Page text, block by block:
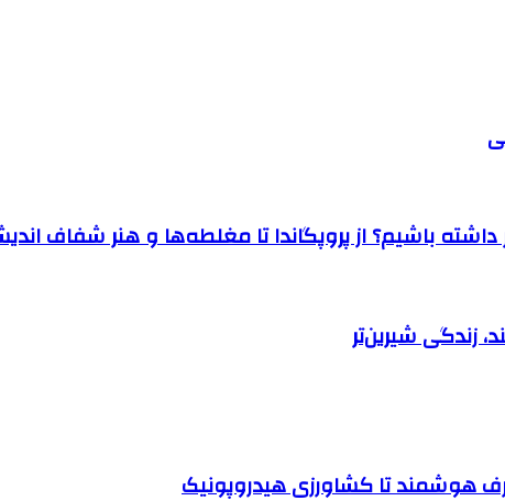
باشیم؟ از پروپگاندا تا مغلطه‌ها و هنر شفاف
زندگی شیرین‌تر
هوشمند تا کشاورزی هیدروپونیک